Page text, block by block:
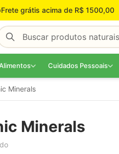
Frete grátis acima de R$ 1500,00
Cuidados Pessoais
Minerals
Minerals